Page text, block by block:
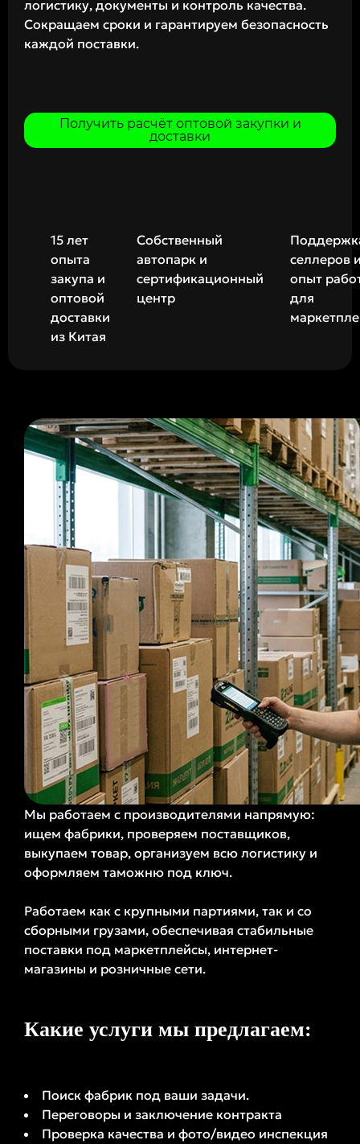
логистику, документы и контроль качества.
Сокращаем сроки и гарантируем безопасность
каждой поставки.
Получить расчёт оптовой закупки и
доставки
15 лет
опыта
закупа и
оптовой
доставки
из Китая
Собственный
автопарк и
сертификационный
центр
селлеров
опыт
для
Оптовым клиентам:
Закупки из Китая оптом и оптовая доставка.
Безопасно, быстро, под ключ.
2K-LINE профессионально организует оптовые
закупки из Китая в Россию и доставку оптом
для груза любого объема и сложности.
Привезем ваш товар или организуем закупку с
доставкой «от и до».
Мы работаем с производителями напрямую:
ищем фабрики, проверяем поставщиков,
выкупаем товар, организуем всю логистику и
оформляем таможню под ключ.
Работаем как с крупными партиями, так и со
сборными грузами, обеспечивая стабильные
поставки под маркетплейсы, интернет-
магазины и розничные сети.
Какие услуги мы предлагаем:
Поиск фабрик под ваши задачи.
Переговоры и заключение контракта
Проверка качества и фото/видео инспекция